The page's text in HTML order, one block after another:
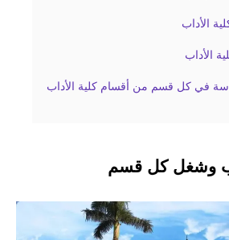
الأداب
الأداب
في كل قسم من أقسام كلية الأداب
وشغل كل قسم